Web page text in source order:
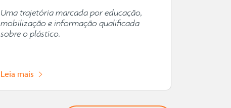
Uma trajetória marcada por educação,
mobilização e informação qualificada
sobre o plástico.
Leia mais